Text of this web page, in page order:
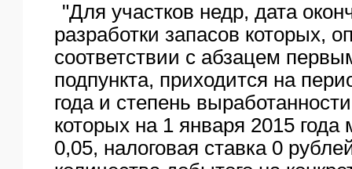
"Для участков недр, дата
разработки запасов которых,
соответствии с абзацем
подпункта, приходится на
года и степень
которых на 1 января 2015
0,05, налоговая ставка 0